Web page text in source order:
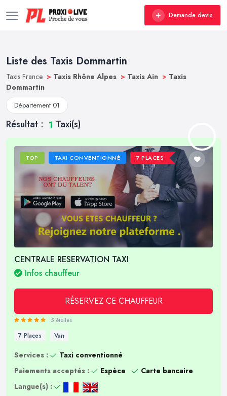
Demande devis
Liste des Taxis Dommartin
Taxis France > Taxis Rhône Alpes > Taxis Ain > Taxis
Dommartin
Département 01
Résultat : 1 Taxi(s)
TOP TAXI CONVENTIONNÉ 7 PLACES
CENTRALE RESERVATION TAXI
Infos chauffeur
RÉSERVEZ CE CHAUFFEUR
5 étoiles
7 Places Van
Services :
Taxi conventionné
Paiements acceptés :
Espèce
Carte bancaire
Langue(s) :